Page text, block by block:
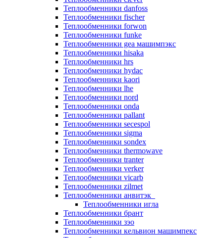
Теплообменники danfoss
Теплообменники fischer
Теплообменники forwon
Теплообменники funke
Теплообменники gea машимпэкс
Теплообменники hisaka
Теплообменники hrs
Теплообменники hydac
Теплообменники kaori
Теплообменники lhe
Теплообменники nord
Теплообменники onda
Теплообменники pallant
Теплообменники secespol
Теплообменники sigma
Теплообменники sondex
Теплообменники thermowave
Теплообменники tranter
Теплообменники verker
Теплообменники vicarb
Теплообменники zilmet
Теплообменники анвитэк
Теплообменники игла
Теплообменники брант
Теплообменники зэо
Теплообменники кельвион машимпекс